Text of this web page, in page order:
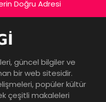
Doğru Adresi
güncel bilgiler ve
bir web sitesidir.
popüler kültür
çeşitli makaleleri